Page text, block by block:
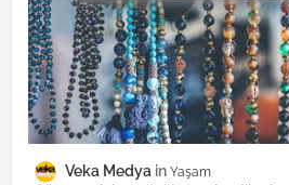
Veka Medya Yaşam